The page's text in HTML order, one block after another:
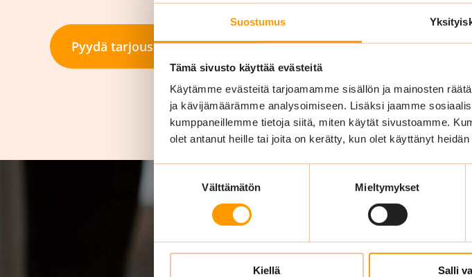
Suostumus
Tämä sivusto käyttää evästeitä
Käytämme evästeitä tarjoamamme sisällön ja mainosten
ja kävijämäärämme analysoimiseen. Lisäksi jaamme
kumppaneillemme tietoja siitä, miten käytät sivustoamme.
olet antanut heille tai joita on kerätty, kun olet käyttänyt heidän
Välttämätön Mieltymykset
Kiellä Salli
Pyydä tarjous